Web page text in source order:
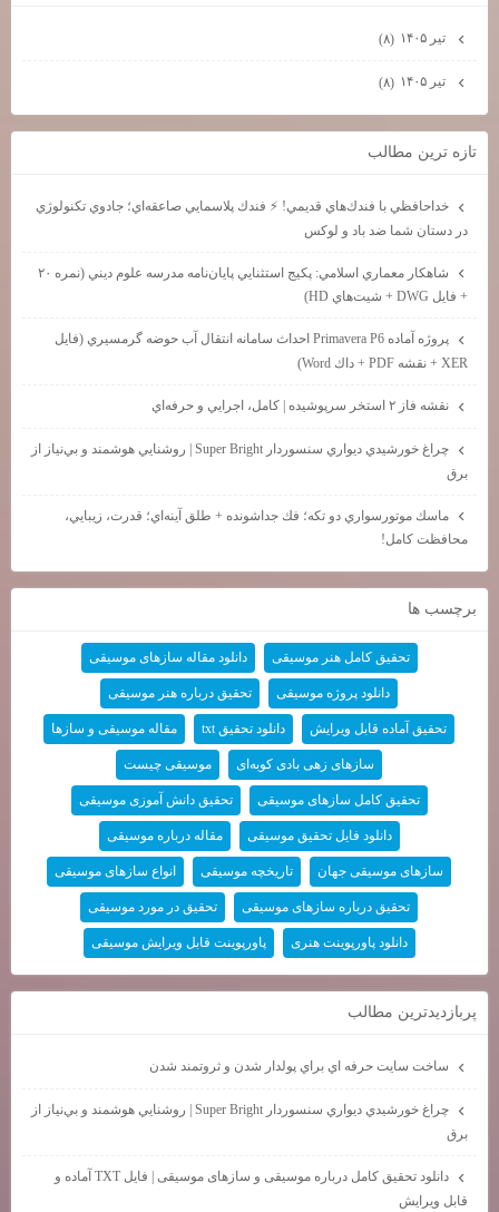
تیر ۱۴۰۵ (۸)
تیر ۱۴۰۵ (۸)
تازه ترين مطالب
خداحافظي با فندك‌هاي قديمي! ⚡ فندك پلاسمايي صاعقه‌اي؛ جادوي تكنولوژي
در دستان شما ضد باد و لوكس
شاهكار معماري اسلامي: پكيج استثنايي پايان‌نامه مدرسه علوم ديني (نمره ۲۰
+ فايل DWG + شيت‌هاي HD)
پروژه آماده Primavera P6 احداث سامانه انتقال آب حوضه گرمسيري (فايل
XER + نقشه PDF + داك Word)
نقشه فاز ۲ استخر سرپوشيده | كامل، اجرايي و حرفه‌اي
چراغ خورشيدي ديواري سنسوردار Super Bright | روشنايي هوشمند و بي‌نياز از
برق
ماسك موتورسواري دو تكه؛ فك جداشونده + طلق آينه‌اي؛ قدرت، زيبايي،
محافظت كامل!
برچسب ها
تحقیق کامل هنر موسیقی دانلود مقاله سازهای موسیقی
دانلود پروژه موسیقی تحقیق درباره هنر موسیقی
تحقیق آماده قابل ویرایش دانلود تحقیق txt مقاله موسیقی و سازها
سازهای زهی بادی کوبه‌ای موسیقی چیست
تحقیق کامل سازهای موسیقی تحقیق دانش آموزی موسیقی
دانلود فایل تحقیق موسیقی مقاله درباره موسیقی
سازهای موسیقی جهان تاریخچه موسیقی انواع سازهای موسیقی
تحقیق درباره سازهای موسیقی تحقیق در مورد موسیقی
دانلود پاورپوینت هنری پاورپوینت قابل ویرایش موسیقی
پربازديدترين مطالب
ساخت سايت حرفه اي براي پولدار شدن و ثروتمند شدن
چراغ خورشيدي ديواري سنسوردار Super Bright | روشنايي هوشمند و بي‌نياز از
برق
دانلود تحقیق کامل درباره موسیقی و سازهای موسیقی | فایل TXT آماده و
قابل ویرایش